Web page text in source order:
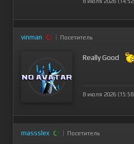
vinman Посетитель
Really Good
8 июля 2026
massslex Посетитель